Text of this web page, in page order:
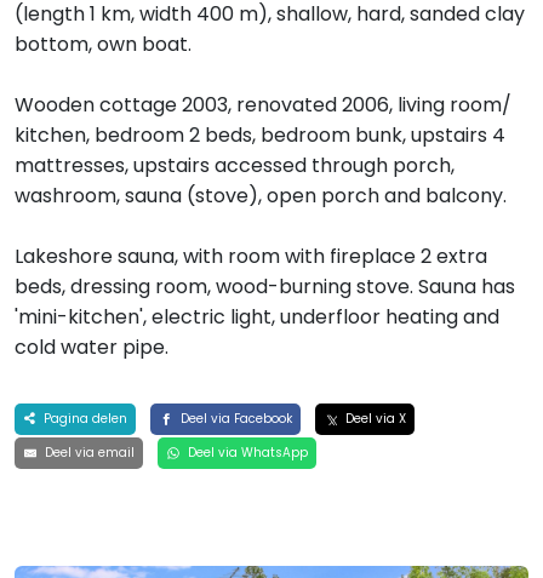
(length 1 km, width 400 m), shallow, hard, sanded clay
bottom, own boat.
Wooden cottage 2003, renovated 2006, living room/
kitchen, bedroom 2 beds, bedroom bunk, upstairs 4
mattresses, upstairs accessed through porch,
washroom, sauna (stove), open porch and balcony.
Lakeshore sauna, with room with fireplace 2 extra
beds, dressing room, wood-burning stove. Sauna has
'mini-kitchen', electric light, underfloor heating and
cold water pipe.
Pagina delen Deel via Facebook
Deel via X
Deel via email
Deel via WhatsApp